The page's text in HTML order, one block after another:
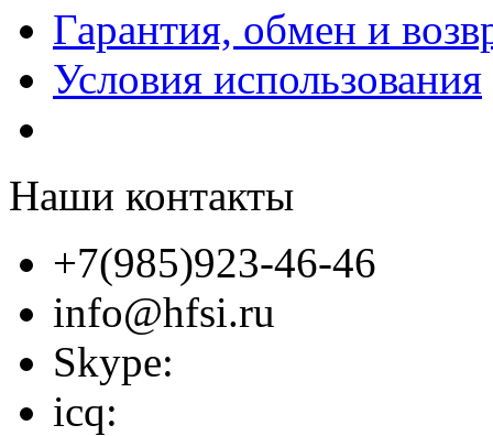
Гарантия, обмен и
Условия использования
Наши контакты
+7(985)923-46-46
info@hfsi.ru
Skype:
icq: